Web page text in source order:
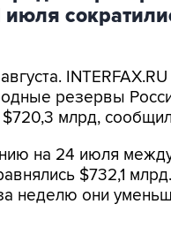
июля
резервы
$720,3 млрд,
на 24 июля
$732,1
неделю они